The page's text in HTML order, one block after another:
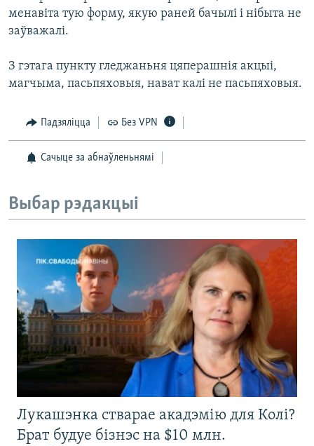
менавіта тую форму, якую раней бачылі і нібыта не
заўважалі.
З гэтага пункту гледжаньня цяперашнія акцыі,
магчыма, пасьпяховыя, нават калі не пасьпяховыя.
Падзяліцца Без VPN
Сачыце за абнаўленьнямі
Выбар рэдакцыі
Лукашэнка стварае акадэмію для Колі?
Брат будуе бізнэс на $10 млн.